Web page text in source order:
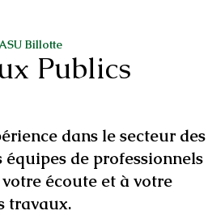
Billotte
Publics
dans le secteur des
de professionnels
écoute et à votre
travaux.